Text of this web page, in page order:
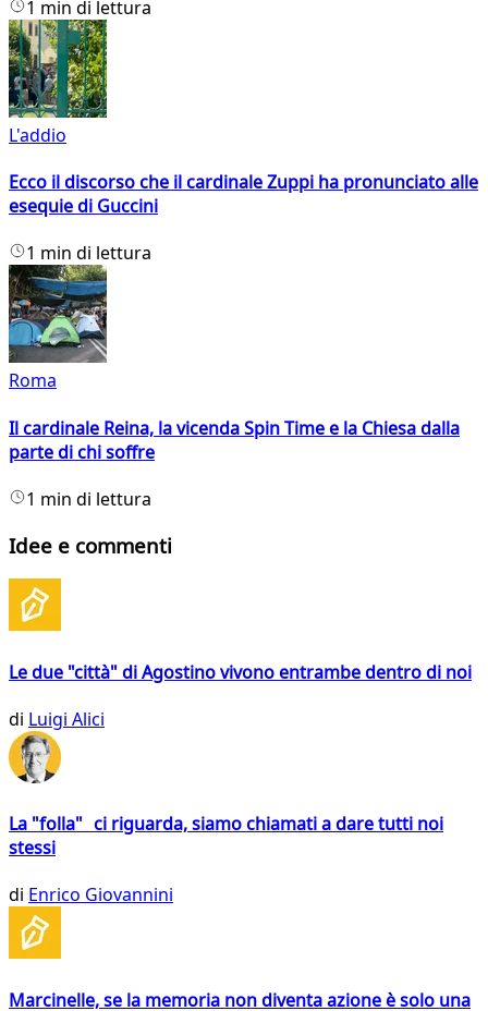
1 min di lettura
L'addio
Ecco il discorso che il cardinale Zuppi ha pronunciato alle
esequie di Guccini
1 min di lettura
Roma
Il cardinale Reina, la vicenda Spin Time e la Chiesa dalla
parte di chi soffre
1 min di lettura
Idee e commenti
Le due "città" di Agostino vivono entrambe dentro di noi
di Luigi Alici
La "folla" ci riguarda, siamo chiamati a dare tutti noi
stessi
di Enrico Giovannini
Marcinelle, se la memoria non diventa azione è solo una